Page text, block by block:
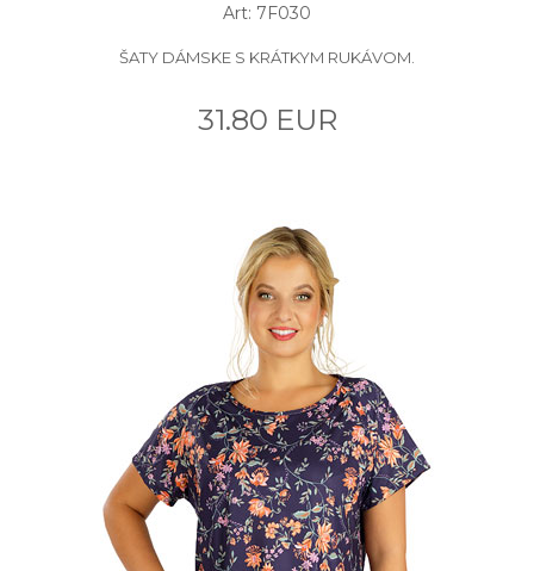
Art: 7F030
ŠATY DÁMSKE S KRÁTKYM RUKÁVOM.
31.80 EUR